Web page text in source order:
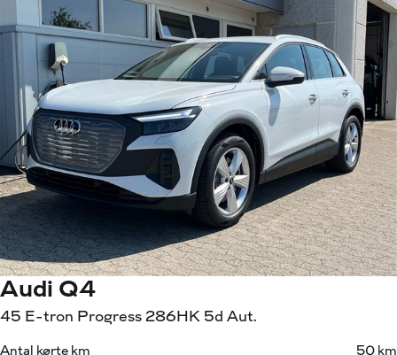
Audi Q4
45 E-tron Progress 286HK 5d Aut.
Antal kørte km
50 km